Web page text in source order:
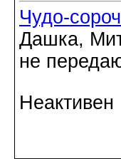
Чудо-
Дашка,
не
Неактивен